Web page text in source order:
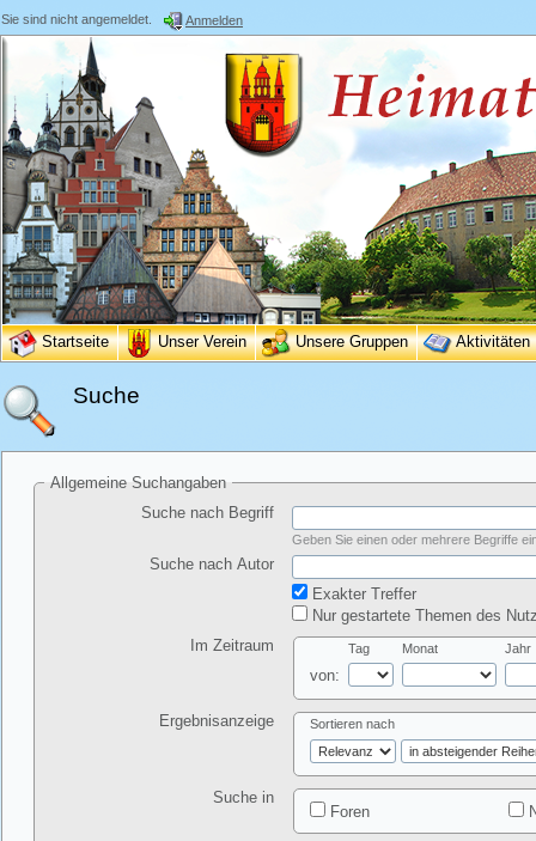
Sie sind nicht angemeldet. Anmelden
Startseite Unser Verein Unsere Gruppen Aktivitäten
Suche
Allgemeine Suchangaben
Suche nach Begriff
Geben Sie einen oder mehrere Begriffe
Suche nach Autor
Exakter Treffer
Nur gestartete Themen des
Im Zeitraum
von:
Tag Monat Jahr
Ergebnisanzeige Sortieren nach
Suche in
Foren